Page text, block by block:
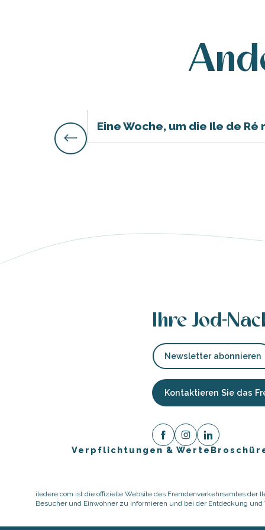
Eine Woche, um die Ile de
Ihre Jod-
Newsletter abonnieren
Kontaktieren Sie das
Verpflichtungen & Werte
iledere.com ist die offizielle Website des Fremdenverkehrsamtes der
Besucher und Einwohner zu informieren und bei der Entdeckung